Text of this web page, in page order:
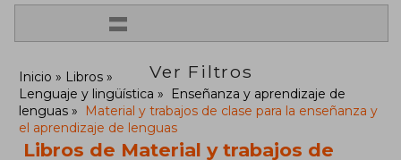
=
Ver Filtros
Inicio
Libros
Lenguaje y lingüística
Enseñanza y aprendizaje de
lenguas
Material y trabajos de clase para la enseñanza y
el aprendizaje de lenguas
Libros de Material y trabajos de